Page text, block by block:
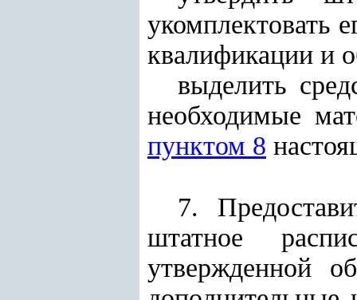
укомплектовать
квалификации и
выделить
необходимые
пунктом 8
7.
штатное
утвержденной